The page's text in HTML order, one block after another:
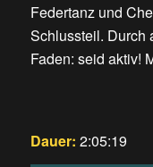
Federtanz und
Schlussteil. Durch
Faden: seid aktiv!
Dauer: 2:05:19